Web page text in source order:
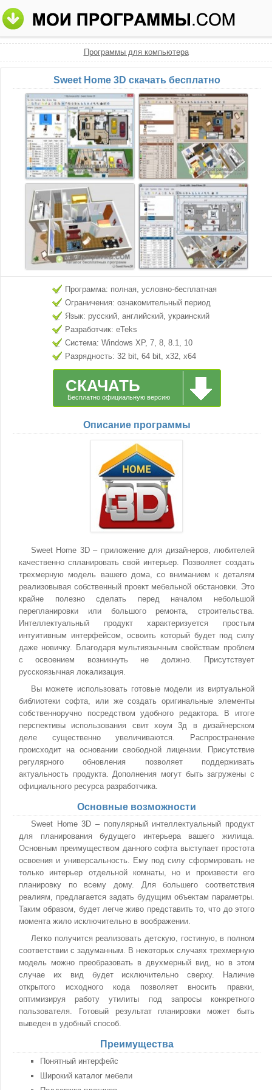
Программы для компьютера
Sweet Home 3D скачать бесплатно
Программа: полная, условно-бесплатная
Ограничения: ознакомительный период
Язык: русский, английский, украинский
Разработчик: eTeks
Система: Windows XP, 7, 8, 8.1, 10
Разрядность: 32 bit, 64 bit, x32, x64
СКАЧАТЬ
Бесплатно официальную версию
Описание программы
Sweet Home 3D – приложение для дизайнеров, любителей
качественно спланировать свой интерьер. Позволяет создать
трехмерную модель вашего дома, со вниманием к деталям
реализовывая собственный проект мебельной обстановки. Это
крайне полезно сделать перед началом небольшой
перепланировки или большого ремонта, строительства.
Интеллектуальный продукт характеризуется простым
интуитивным интерфейсом, освоить который будет под силу
даже новичку. Благодаря мультиязычным свойствам проблем
с освоением возникнуть не должно. Присутствует
русскоязычная локализация.
Вы можете использовать готовые модели из виртуальной
библиотеки софта, или же создать оригинальные элементы
собственноручно посредством удобного редактора. В итоге
перспективы использования свит хоум 3д в дизайнерском
деле существенно увеличиваются. Распространение
происходит на основании свободной лицензии. Присутствие
регулярного обновления позволяет поддерживать
актуальность продукта. Дополнения могут быть загружены с
официального ресурса разработчика.
Основные возможности
Sweet Home 3D – популярный интеллектуальный продукт
для планирования будущего интерьера вашего жилища.
Основным преимуществом данного софта выступает простота
освоения и универсальность. Ему под силу сформировать не
только интерьер отдельной комнаты, но и произвести его
планировку по всему дому. Для большего соответствия
реалиям, предлагается задать будущим объектам параметры.
Таким образом, будет легче живо представить то, что до этого
момента жило исключительно в воображении.
Легко получится реализовать детскую, гостиную, в полном
соответствии с задуманным. В некоторых случаях трехмерную
модель можно преобразовать в двухмерный вид, но в этом
случае их вид будет исключительно сверху. Наличие
открытого исходного кода позволяет вносить правки,
оптимизируя работу утилиты под запросы конкретного
пользователя. Готовый результат планировки может быть
выведен в удобный способ.
Преимущества
Понятный интерфейс
Широкий каталог мебели